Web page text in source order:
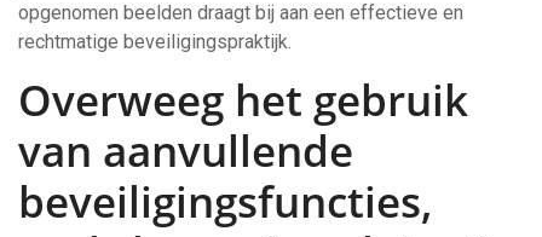
opgenomen beelden draagt bij aan een effectieve en
rechtmatige beveiligingspraktijk.
Overweeg het gebruik
van aanvullende
beveiligingsfuncties,